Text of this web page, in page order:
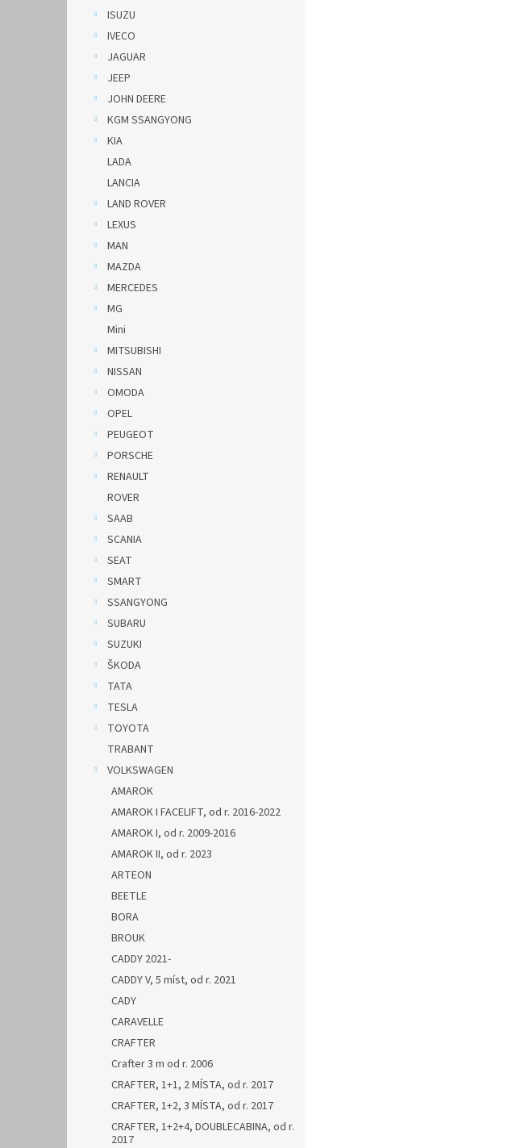
ISUZU
IVECO
JAGUAR
JEEP
JOHN DEERE
KGM SSANGYONG
KIA
LADA
LANCIA
LAND ROVER
LEXUS
MAN
MAZDA
MERCEDES
MG
Mini
MITSUBISHI
NISSAN
OMODA
OPEL
PEUGEOT
PORSCHE
RENAULT
ROVER
SAAB
SCANIA
SEAT
SMART
SSANGYONG
SUBARU
SUZUKI
ŠKODA
TATA
TESLA
TOYOTA
TRABANT
VOLKSWAGEN
AMAROK
AMAROK I FACELIFT, od r. 2016-2022
AMAROK I, od r. 2009-2016
AMAROK II, od r. 2023
ARTEON
BEETLE
BORA
BROUK
CADDY 2021-
CADDY V, 5 míst, od r. 2021
CADY
CARAVELLE
CRAFTER
Crafter 3 m od r. 2006
CRAFTER, 1+1, 2 MÍSTA, od r. 2017
CRAFTER, 1+2, 3 MÍSTA, od r. 2017
CRAFTER, 1+2+4, DOUBLECABINA, od r.
2017